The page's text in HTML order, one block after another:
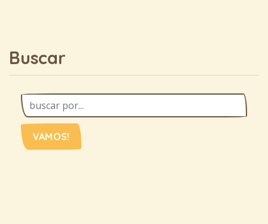
Buscar
VAMOS!